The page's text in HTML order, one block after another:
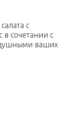
с
сочетании с
ваших